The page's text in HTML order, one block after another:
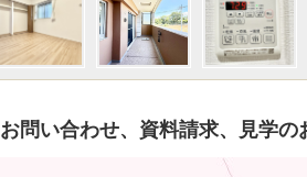
お問い合わせ、資料請求、見学の